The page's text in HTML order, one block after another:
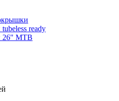
ready
MTB